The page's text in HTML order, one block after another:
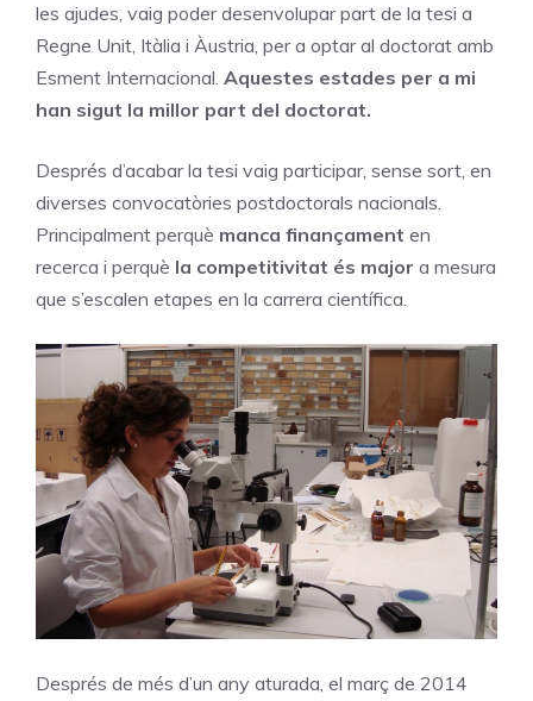
les ajudes, vaig poder desenvolupar part de la tesi a
Regne Unit, Itàlia i Àustria, per a optar al doctorat amb
Esment Internacional. Aquestes estades per a mi
han sigut la millor part del doctorat.
Després d’acabar la tesi vaig participar, sense sort, en
diverses convocatòries postdoctorals nacionals.
Principalment perquè manca finançament en
recerca i perquè la competitivitat és major a mesura
que s’escalen etapes en la carrera científica.
Després de més d’un any aturada, el març de 2014